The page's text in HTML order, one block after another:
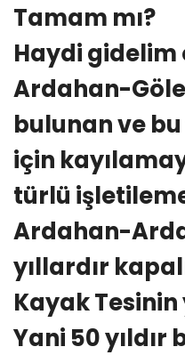
Tamam mı?
Haydi gidelim
Ardahan-
bulunan ve bu
için
türlü
Ardahan-
yıllardır
Kayak
Yani 50 yıldır